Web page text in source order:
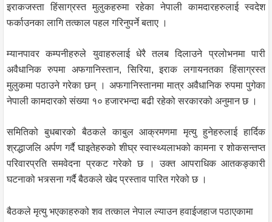
इराकजस्ता हिंसाग्रस्त मुलुकहरुमा रहेका नेपाली कामदारहरुलाई स्वदेश
फर्काउनका लागि तत्काल पहल गरिनुपर्ने बताए ।
म्यानपावर कम्पनीहरुले युवाहरुलाई धेरै तलब दिलाउने प्रलोभनमा पारी
अवैधानिक रुपमा अफगानिस्तान, सिरिया, इराक लगायनतका हिंसाग्रस्त
मुलुकमा पठाउने गरेका छन् । अफगानिस्तानमा मात्र अवैधानिक रुपमा पुगेका
नेपाली कामदारको संख्या १० हजारभन्दा बढी रहेको सरकारको अनुमान छ ।
समितिको बुधबारको बैठकले काबुल आक्रमणमा मृत्यु हुनेहरुलाई हार्दिक
श्रद्धाजलि अर्पण गर्दै घाइतेहरुको शीघ्र स्वास्थ्यलाभको कामना र शोकसन्तप्त
परिवारप्रति समवेदना प्रकट गरेको छ । उक्त आपराधिक आतकङ्कारी
घटनाको भत्र्सना गर्दै बैठकले खेद प्रस्ताव पारित गरेको छ ।
बैठकले मृत्यु भएकाहरुको शव तत्काल नेपाल ल्याउन हवाईजहाज पठाएकामा